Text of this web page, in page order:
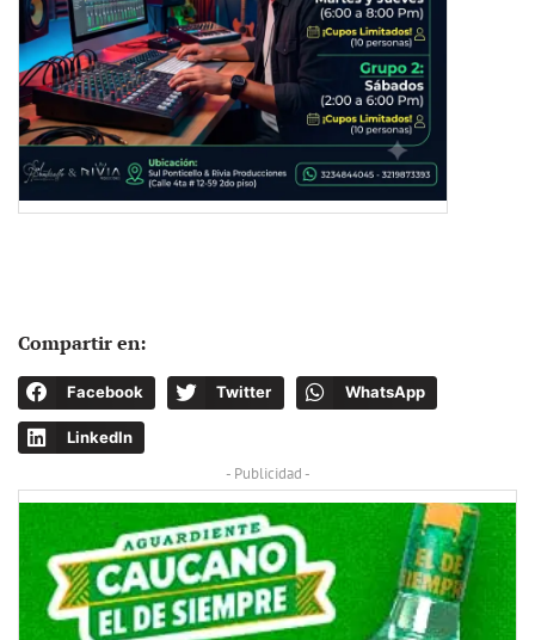
Compartir en:
Facebook Twitter WhatsApp
LinkedIn
- Publicidad -